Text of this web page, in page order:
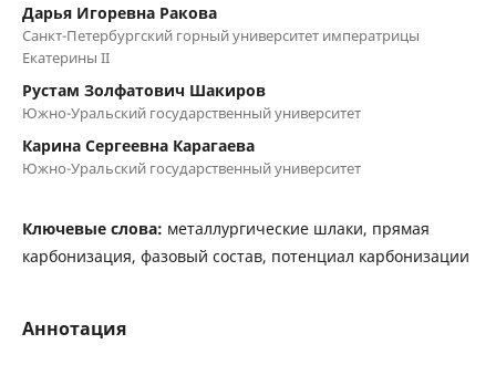
Дарья Игоревна Ракова
Санкт-Петербургский горный университет императрицы
Екатерины ΙΙ
Рустам Золфатович Шакиров
Южно-Уральский государственный университет
Карина Сергеевна Карагаева
Южно-Уральский государственный университет
Ключевые слова: металлургические шлаки, прямая
карбонизация, фазовый состав, потенциал карбонизации
Аннотация